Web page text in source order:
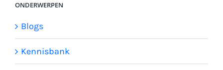
ONDERWERPEN
Blogs
Kennisbank